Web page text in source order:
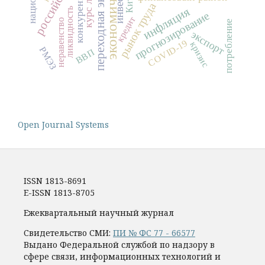
инфляция
рынок труда
прогнозирование
конкуренция экспортпотребление
ликвидность COVID-19кризис
неравенство
РМЭЗ ВВП
кредит
Open Journal Systems
ISSN 1813-8691
E-ISSN 1813-8705
Ежеквартальный научный журнал
Свидетельство СМИ: ПИ № ФС 77 - 66577
Выдано Федеральной службой по надзору в
сфере связи, информационных технологий и